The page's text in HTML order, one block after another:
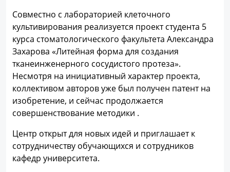
Совместно с лабораторией клеточного
культивирования реализуется проект студента 5
курса стоматологического факультета Александра
Захарова «Литейная форма для создания
тканеинженерного сосудистого протеза».
Несмотря на инициативный характер проекта,
коллективом авторов уже был получен патент на
изобретение, и сейчас продолжается
совершенствование методики .
Центр открыт для новых идей и приглашает к
сотрудничеству обучающихся и сотрудников
кафедр университета.